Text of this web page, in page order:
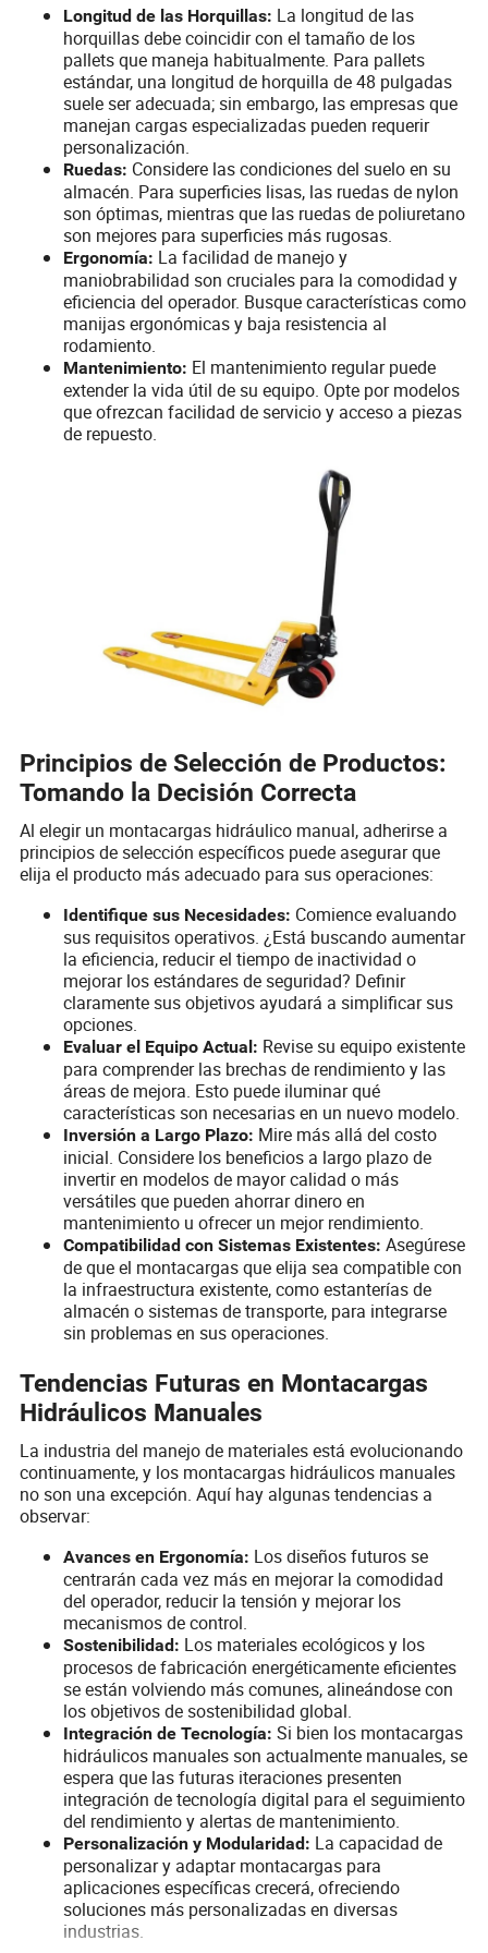
Longitud de las Horquillas: La longitud de las
horquillas debe coincidir con el tamaño de los
pallets que maneja habitualmente. Para pallets
estándar, una longitud de horquilla de 48 pulgadas
suele ser adecuada; sin embargo, las empresas que
manejan cargas especializadas pueden requerir
personalización.
Ruedas: Considere las condiciones del suelo en su
almacén. Para superficies lisas, las ruedas de nylon
son óptimas, mientras que las ruedas de poliuretano
son mejores para superficies más rugosas.
Ergonomía: La facilidad de manejo y
maniobrabilidad son cruciales para la comodidad y
eficiencia del operador. Busque características como
manijas ergonómicas y baja resistencia al
rodamiento.
Mantenimiento: El mantenimiento regular puede
extender la vida útil de su equipo. Opte por modelos
que ofrezcan facilidad de servicio y acceso a piezas
de repuesto.
Principios de Selección de Productos:
Tomando la Decisión Correcta
Al elegir un montacargas hidráulico manual, adherirse a
principios de selección específicos puede asegurar que
elija el producto más adecuado para sus operaciones:
Identifique sus Necesidades: Comience evaluando
sus requisitos operativos. ¿Está buscando aumentar
la eficiencia, reducir el tiempo de inactividad o
mejorar los estándares de seguridad? Definir
claramente sus objetivos ayudará a simplificar sus
opciones.
Evaluar el Equipo Actual: Revise su equipo existente
para comprender las brechas de rendimiento y las
áreas de mejora. Esto puede iluminar qué
características son necesarias en un nuevo modelo.
Inversión a Largo Plazo: Mire más allá del costo
inicial. Considere los beneficios a largo plazo de
invertir en modelos de mayor calidad o más
versátiles que pueden ahorrar dinero en
mantenimiento u ofrecer un mejor rendimiento.
Compatibilidad con Sistemas Existentes: Asegúrese
de que el montacargas que elija sea compatible con
la infraestructura existente, como estanterías de
almacén o sistemas de transporte, para integrarse
sin problemas en sus operaciones.
Tendencias Futuras en Montacargas
Hidráulicos Manuales
La industria del manejo de materiales está evolucionando
continuamente, y los montacargas hidráulicos manuales
no son una excepción. Aquí hay algunas tendencias a
observar:
Avances en Ergonomía: Los diseños futuros se
centrarán cada vez más en mejorar la comodidad
del operador, reducir la tensión y mejorar los
mecanismos de control.
Sostenibilidad: Los materiales ecológicos y los
procesos de fabricación energéticamente eficientes
se están volviendo más comunes, alineándose con
los objetivos de sostenibilidad global.
Integración de Tecnología: Si bien los montacargas
hidráulicos manuales son actualmente manuales, se
espera que las futuras iteraciones presenten
integración de tecnología digital para el seguimiento
del rendimiento y alertas de mantenimiento.
Personalización y Modularidad: La capacidad de
personalizar y adaptar montacargas para
aplicaciones específicas crecerá, ofreciendo
soluciones más personalizadas en diversas
industrias.